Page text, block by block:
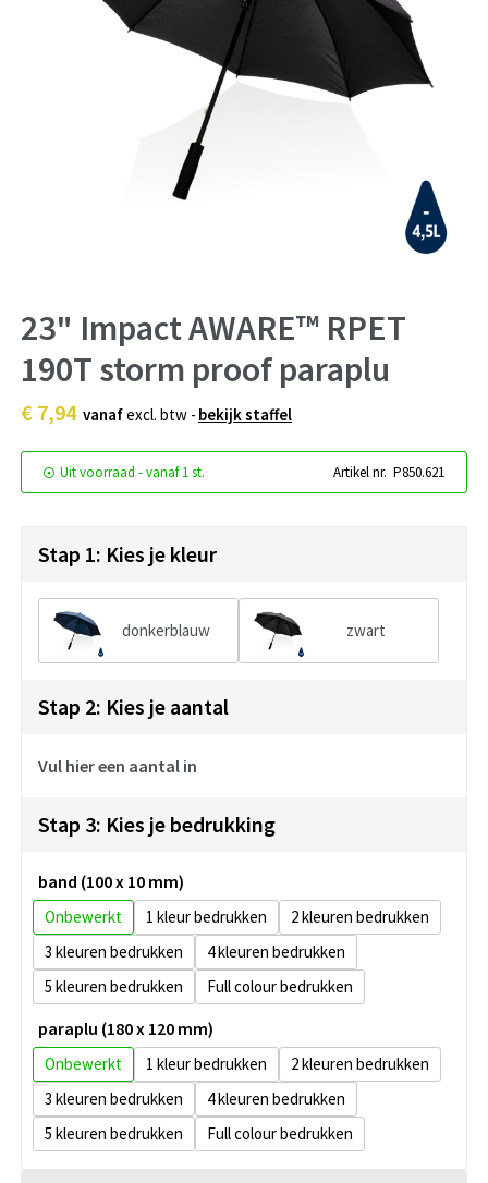
23" Impact AWARE™ RPET
190T storm proof paraplu
€ 7,94 vanafexcl. btw - bekijk staffel
Uit voorraad -vanaf1 st. Artikel nr. P850.621
Stap 1: Kies je kleur
donkerblauw zwart
Stap 2: Kies je aantal
Vul hier een aantal in
Stap 3: Kies je bedrukking
band (100 x 10 mm)
Onbewerkt 1
2
3
4
5
Full colour
paraplu (180 x 120 mm)
Onbewerkt 1
2
3
4
5
Full colour